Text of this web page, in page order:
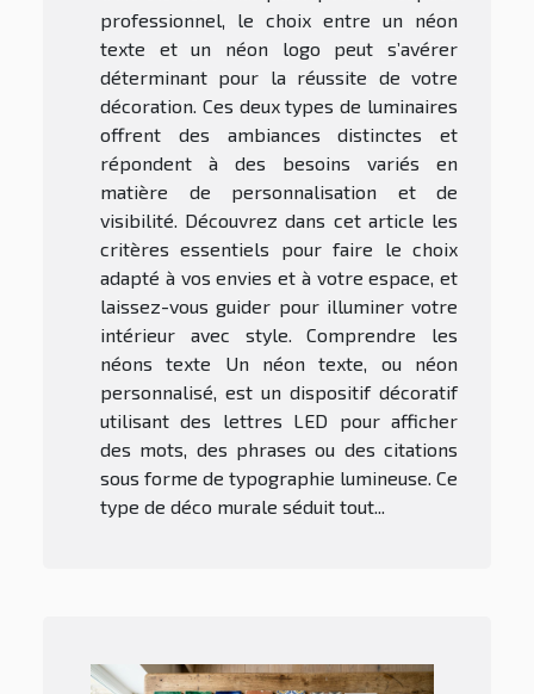
professionnel, le choix entre un néon
texte et un néon logo peut s’avérer
déterminant pour la réussite de votre
décoration. Ces deux types de luminaires
offrent des ambiances distinctes et
répondent à des besoins variés en
matière de personnalisation et de
visibilité. Découvrez dans cet article les
critères essentiels pour faire le choix
adapté à vos envies et à votre espace, et
laissez-vous guider pour illuminer votre
intérieur avec style. Comprendre les
néons texte Un néon texte, ou néon
personnalisé, est un dispositif décoratif
utilisant des lettres LED pour afficher
des mots, des phrases ou des citations
sous forme de typographie lumineuse. Ce
type de déco murale séduit tout...